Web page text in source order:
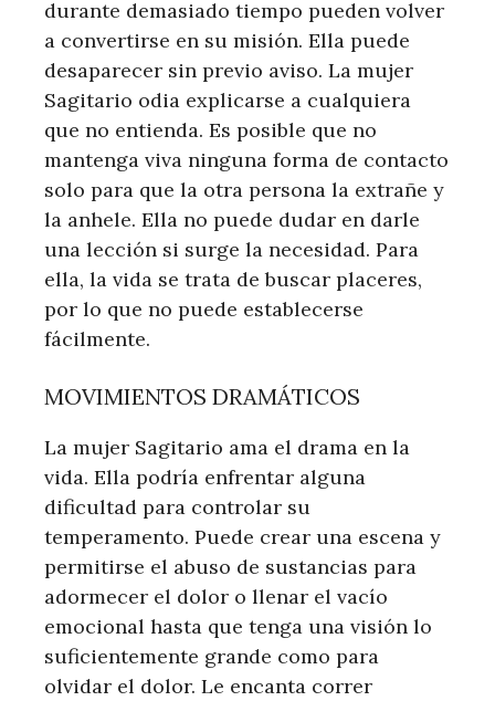
durante demasiado tiempo pueden volver
a convertirse en su misión. Ella puede
desaparecer sin previo aviso. La mujer
Sagitario odia explicarse a cualquiera
que no entienda. Es posible que no
mantenga viva ninguna forma de contacto
solo para que la otra persona la extrañe y
la anhele. Ella no puede dudar en darle
una lección si surge la necesidad. Para
ella, la vida se trata de buscar placeres,
por lo que no puede establecerse
fácilmente.
MOVIMIENTOS DRAMÁTICOS
La mujer Sagitario ama el drama en la
vida. Ella podría enfrentar alguna
dificultad para controlar su
temperamento. Puede crear una escena y
permitirse el abuso de sustancias para
adormecer el dolor o llenar el vacío
emocional hasta que tenga una visión lo
suficientemente grande como para
olvidar el dolor. Le encanta correr